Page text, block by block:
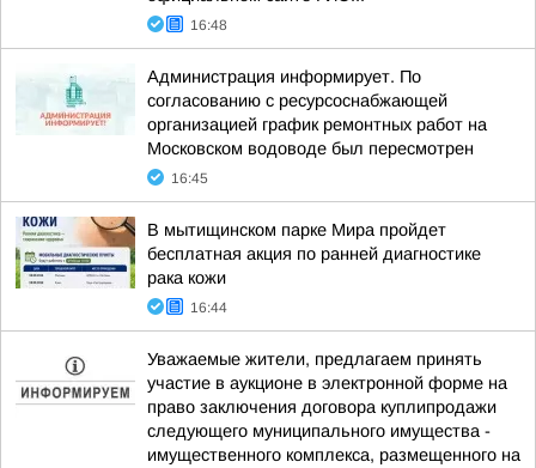
16:48
Администрация информирует. По
согласованию с ресурсоснабжающей
организацией график ремонтных работ на
Московском водоводе был пересмотрен
16:45
В мытищинском парке Мира пройдет
бесплатная акция по ранней диагностике
рака кожи
16:44
Уважаемые жители, предлагаем принять
участие в аукционе в электронной форме на
право заключения договора куплипродажи
следующего муниципального имущества -
имущественного комплекса, размещенного на